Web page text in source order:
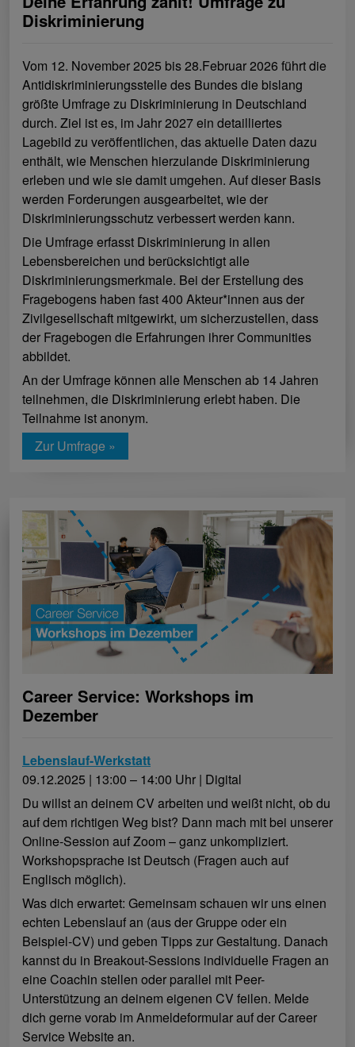
Diskriminierung
Vom 12. November 2025 bis 28.Februar 2026 führt die
Antidiskriminierungsstelle des Bundes die bislang
größte Umfrage zu Diskriminierung in Deutschland
durch. Ziel ist es, im Jahr 2027 ein detailliertes
Lagebild zu veröffentlichen, das aktuelle Daten dazu
enthält, wie Menschen hierzulande Diskriminierung
erleben und wie sie damit umgehen. Auf dieser Basis
werden Forderungen ausgearbeitet, wie der
Diskriminierungsschutz verbessert werden kann.
Die Umfrage erfasst Diskriminierung in allen
Lebensbereichen und berücksichtigt alle
Diskriminierungsmerkmale. Bei der Erstellung des
Fragebogens haben fast 400 Akteur*innen aus der
Zivilgesellschaft mitgewirkt, um sicherzustellen, dass
der Fragebogen die Erfahrungen ihrer Communities
abbildet.
An der Umfrage können alle Menschen ab 14 Jahren
teilnehmen, die Diskriminierung erlebt haben. Die
Teilnahme ist anonym.
Zur Umfrage »
Career Service: Workshops im
Dezember
Lebenslauf-Werkstatt
09.12.2025 | 13:00 – 14:00 Uhr | Digital
Du willst an deinem CV arbeiten und weißt nicht, ob du
auf dem richtigen Weg bist? Dann mach mit bei unserer
Online-Session auf Zoom – ganz unkompliziert.
Workshopsprache ist Deutsch (Fragen auch auf
Englisch möglich).
Was dich erwartet: Gemeinsam schauen wir uns einen
echten Lebenslauf an (aus der Gruppe oder ein
Beispiel-CV) und geben Tipps zur Gestaltung. Danach
kannst du in Breakout-Sessions individuelle Fragen an
eine Coachin stellen oder parallel mit Peer-
Unterstützung an deinem eigenen CV feilen. Melde
dich gerne vorab im Anmeldeformular auf der Career
Service Website an.